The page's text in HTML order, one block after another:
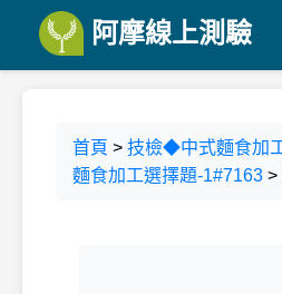
阿摩線上測驗
首頁 > 技檢◆中式麵食加
麵食加工選擇題-1#7163 >